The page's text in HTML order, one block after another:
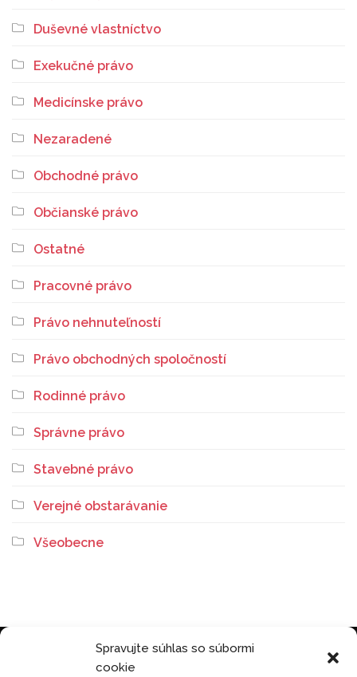
Spravujte súhlas so súbormi
cookie
Duševné vlastníctvo
Exekučné právo
Medicínske právo
Nezaradené
Obchodné právo
Občianské právo
Ostatné
Pracovné právo
Právo nehnuteľností
Právo obchodných spoločností
Rodinné právo
Správne právo
Stavebné právo
Verejné obstarávanie
Všeobecne